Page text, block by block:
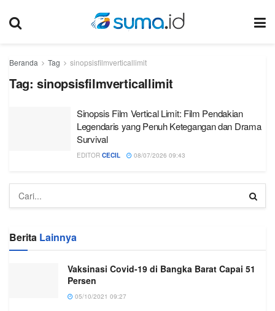
Beranda Tag sinopsisfilmverticallimit
Tag: sinopsisfilmverticallimit
Sinopsis Film Vertical Limit: Film Pendakian
Legendaris yang Penuh Ketegangan dan Drama
Survival
EDITOR CECIL 08/07/2026 09:43
Berita Lainnya
Vaksinasi Covid-19 di Bangka Barat Capai 51
Persen
05/10/2021 09:27